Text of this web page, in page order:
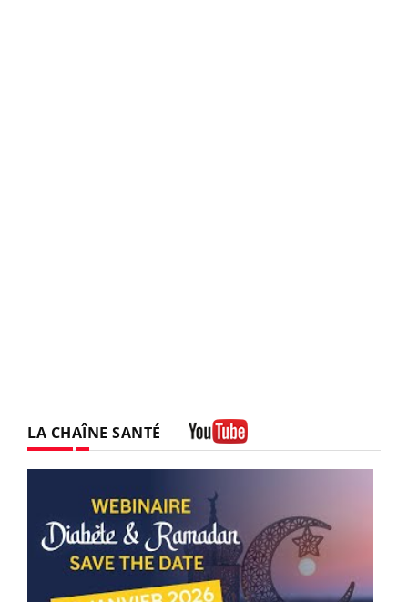
LA CHAÎNE SANTÉ